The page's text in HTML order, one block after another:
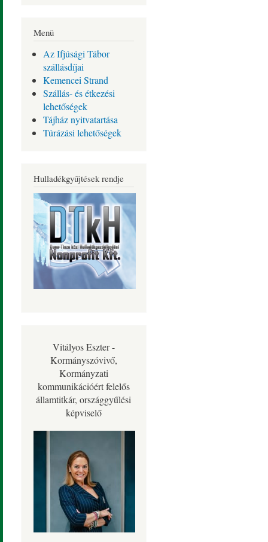
Menü
Az Ifjúsági Tábor
szállásdíjai
Kemencei Strand
Szállás- és étkezési
lehetőségek
Tájház nyitvatartása
Túrázási lehetőségek
Hulladékgyűjtések rendje
Vitályos Eszter -
Kormányszóvivő,
Kormányzati
kommunikációért felelős
államtitkár, országgyűlési
képviselő